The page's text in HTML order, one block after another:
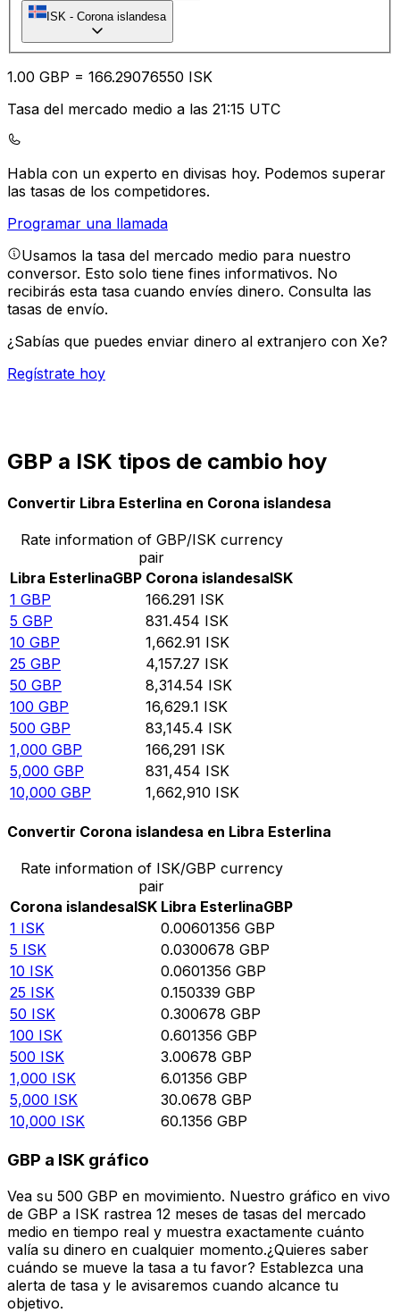
ISK - Corona islandesa
1.00 GBP = 166.29076550 ISK
Tasa del mercado medio a las 21:15 UTC
Habla con un experto en divisas hoy. Podemos superar
las tasas de los competidores.
Programar una llamada
Usamos la tasa del mercado medio para nuestro
conversor. Esto solo tiene fines informativos. No
recibirás esta tasa cuando envíes dinero. Consulta las
tasas de envío.
¿Sabías que puedes enviar dinero al extranjero con Xe?
Regístrate hoy
GBP a ISK tipos de cambio hoy
Convertir Libra Esterlina en Corona islandesa
Rate information of GBP/ISK currency
pair
Libra EsterlinaGBP Corona islandesaISK
1 GBP 166.291 ISK
5 GBP 831.454 ISK
10 GBP 1,662.91 ISK
25 GBP 4,157.27 ISK
50 GBP 8,314.54 ISK
100 GBP 16,629.1 ISK
500 GBP 83,145.4 ISK
1,000 GBP 166,291 ISK
5,000 GBP 831,454 ISK
10,000 GBP 1,662,910 ISK
Convertir Corona islandesa en Libra Esterlina
Rate information of ISK/GBP currency
pair
Corona islandesaISK Libra EsterlinaGBP
1 ISK 0.00601356 GBP
5 ISK 0.0300678 GBP
10 ISK 0.0601356 GBP
25 ISK 0.150339 GBP
50 ISK 0.300678 GBP
100 ISK 0.601356 GBP
500 ISK 3.00678 GBP
1,000 ISK 6.01356 GBP
5,000 ISK 30.0678 GBP
10,000 ISK 60.1356 GBP
GBP a ISK gráfico
Vea su 500 GBP en movimiento. Nuestro gráfico en vivo
de GBP a ISK rastrea 12 meses de tasas del mercado
medio en tiempo real y muestra exactamente cuánto
valía su dinero en cualquier momento.¿Quieres saber
cuándo se mueve la tasa a tu favor? Establezca una
alerta de tasa y le avisaremos cuando alcance tu
objetivo.